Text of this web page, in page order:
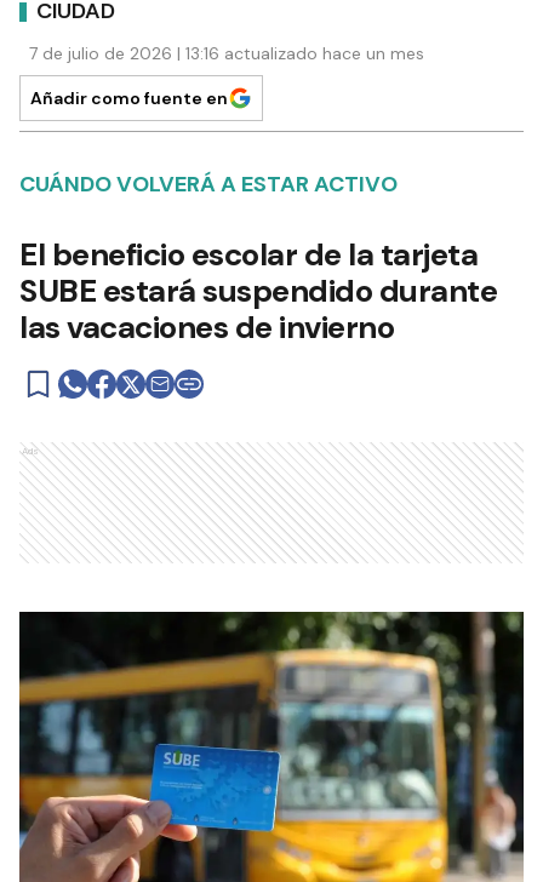
CIUDAD
7 de julio de 2026 | 13:16 actualizado hace un mes
Añadir como fuente en
CUÁNDO VOLVERÁ A ESTAR ACTIVO
El beneficio escolar de la tarjeta
SUBE estará suspendido durante
las vacaciones de invierno
Ads